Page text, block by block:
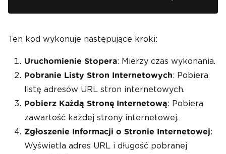
()
{
"https://www.yahoo.com",
"https://www.microsoft.com",
"https://www.cnn.com",
m",
"https://www.stackoverflow.c
om"
};
Ten kod wykonuje następujące kroki:
Uruchomienie Stopera: Mierzy czas wykonania.
Pobranie Listy Stron Internetowych: Pobiera
listę adresów URL stron internetowych.
Pobierz Każdą Stronę Internetową: Pobiera
zawartość każdej strony internetowej.
Zgłoszenie Informacji o Stronie Internetowej:
Wyświetla adres URL i długość pobranej